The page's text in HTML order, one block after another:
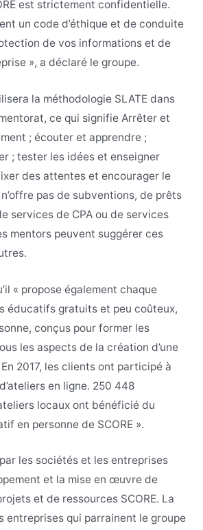
est strictement confidentielle.
un code d’éthique et de conduite
de vos informations et de
», a déclaré le groupe.
la méthodologie SLATE dans
ce qui signifie Arrêter et
; écouter et apprendre ;
; tester les idées et enseigner
des attentes et encourager le
pas de subventions, de prêts
services de CPA ou de services
mentors peuvent suggérer ces
« propose également chaque
éducatifs gratuits et peu coûteux,
conçus pour former les
les aspects de la création d’une
2017, les clients ont participé à
en ligne. 250 448
locaux ont bénéficié du
en personne de SCORE ».
les sociétés et les entreprises
et la mise en œuvre de
et de ressources SCORE. La
entreprises qui parrainent le groupe